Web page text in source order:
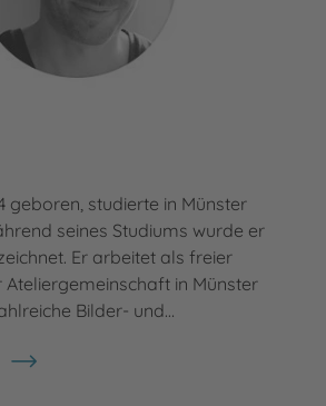
geboren, studierte in Münster
seines Studiums wurde er
Er arbeitet als freier
Ateliergemeinschaft in Münster
Bilder- und…